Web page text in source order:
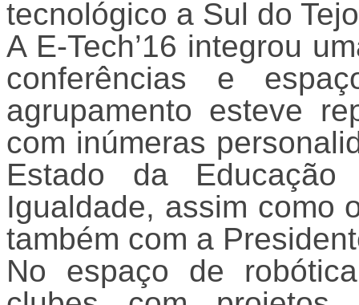
tecnológico a Sul do
A E-Tech’16 integrou
conferências e
agrupamento esteve
com inúmeras
Estado da
Igualdade, assim como
também com a
No espaço de